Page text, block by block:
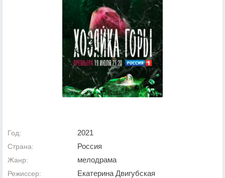
Год: 2021
Страна: Россия
Жанр: мелодрама
Режиссер: Екатерина Двигубская